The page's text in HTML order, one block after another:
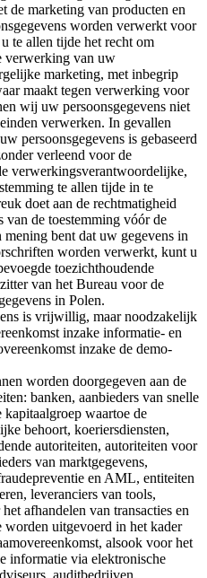
de marketing van producten en
worden verwerkt voor
te allen tijde het recht om
verwerking van uw
marketing, met inbegrip
maakt tegen verwerking voor
wij uw persoonsgegevens niet
verwerken. In gevallen
persoonsgegevens is gebaseerd
verleend voor de
verwerkingsverantwoordelijke,
te allen tijde in te
doet aan de rechtmatigheid
van de toestemming vóór de
bent dat uw gegevens in
worden verwerkt, kunt u
toezichthoudende
van het Bureau voor de
in Polen.
is vrijwillig, maar noodzakelijk
inzake informatie- en
inzake de demo-
worden doorgegeven aan de
banken, aanbieders van snelle
waartoe de
behoort, koeriersdiensten,
autoriteiten, autoriteiten voor
van marktgegevens,
en AML, entiteiten
leveranciers van tools,
afhandelen van transacties en
uitgevoerd in het kader
alsook voor het
informatie via elektronische
auditbedrijven,